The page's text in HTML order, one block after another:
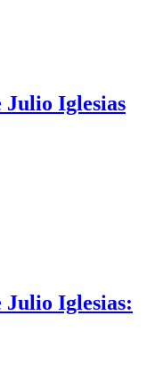
Iglesias
Iglesias: